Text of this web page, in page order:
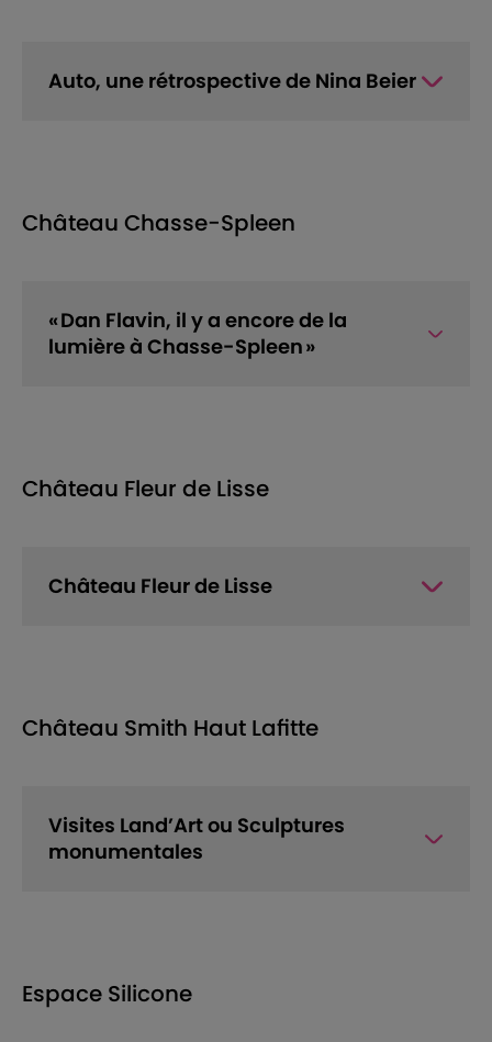
Auto, une rétrospective de Nina Beier
Château Chasse-Spleen
« Dan Flavin, il y a encore de la
lumière à Chasse-Spleen »
Château Fleur de Lisse
Château Fleur de Lisse
Château Smith Haut Lafitte
Visites Land’Art ou Sculptures
monumentales
Espace Silicone